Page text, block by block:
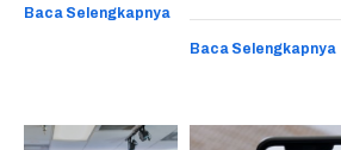
Baca Selengkapnya
Baca Selengkapnya